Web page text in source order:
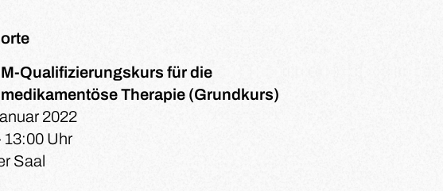
Qualifizierungskurs für die
Therapie (Grundkurs)
2022
13:00 Uhr
Saal